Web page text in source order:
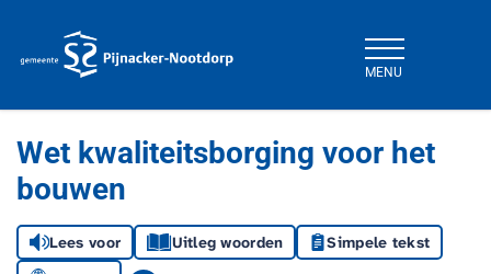
MENU
Wet kwaliteitsborging voor het
bouwen
Lees voor Uitleg woorden Simpele tekst